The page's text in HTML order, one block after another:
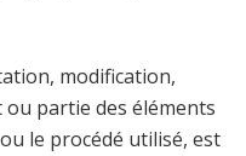
modification,
partie des éléments
le procédé utilisé, est